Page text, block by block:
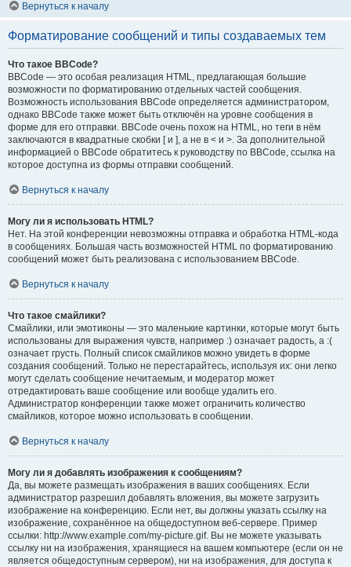
Вернуться к началу
Форматирование сообщений и типы создаваемых тем
Что такое BBCode?
BBCode — это особая реализация HTML, предлагающая большие
возможности по форматированию отдельных частей сообщения.
Возможность использования BBCode определяется администратором,
однако BBCode также может быть отключён на уровне сообщения в
форме для его отправки. BBCode очень похож на HTML, но теги в нём
заключаются в квадратные скобки [ и ], а не в < и >. За дополнительной
информацией о BBCode обратитесь к руководству по BBCode, ссылка на
которое доступна из формы отправки сообщений.
Вернуться к началу
Могу ли я использовать HTML?
Нет. На этой конференции невозможны отправка и обработка HTML-кода
в сообщениях. Большая часть возможностей HTML по форматированию
сообщений может быть реализована с использованием BBCode.
Вернуться к началу
Что такое смайлики?
Смайлики, или эмотиконы — это маленькие картинки, которые могут быть
использованы для выражения чувств, например :) означает радость, а :(
означает грусть. Полный список смайликов можно увидеть в форме
создания сообщений. Только не перестарайтесь, используя их: они легко
могут сделать сообщение нечитаемым, и модератор может
отредактировать ваше сообщение или вообще удалить его.
Администратор конференции также может ограничить количество
смайликов, которое можно использовать в сообщении.
Вернуться к началу
Могу ли я добавлять изображения к сообщениям?
Да, вы можете размещать изображения в ваших сообщениях. Если
администратор разрешил добавлять вложения, вы можете загрузить
изображение на конференцию. Если нет, вы должны указать ссылку на
изображение, сохранённое на общедоступном веб-сервере. Пример
ссылки: http://www.example.com/my-picture.gif. Вы не можете указывать
ссылку ни на изображения, хранящиеся на вашем компьютере (если он не
является общедоступным сервером), ни на изображения, для доступа к